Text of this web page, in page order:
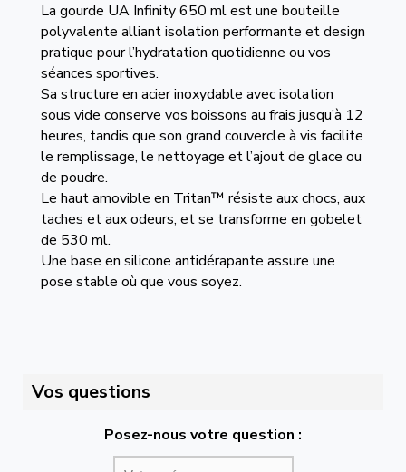
La gourde UA Infinity 650 ml est une bouteille
polyvalente alliant isolation performante et design
pratique pour l’hydratation quotidienne ou vos
séances sportives.
Sa structure en acier inoxydable avec isolation
sous vide conserve vos boissons au frais jusqu’à 12
heures, tandis que son grand couvercle à vis facilite
le remplissage, le nettoyage et l’ajout de glace ou
de poudre.
Le haut amovible en Tritan™ résiste aux chocs, aux
taches et aux odeurs, et se transforme en gobelet
de 530 ml.
Une base en silicone antidérapante assure une
pose stable où que vous soyez.
Vos questions
Posez-nous votre question :